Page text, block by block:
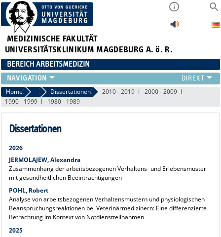
MEDIZINISCHE FAKULTÄT
UNIVERSITÄTSKLINIKUM MAGDEBURG A. ö. R.
BEREICH ARBEITSMEDIZIN
INSTITUT
TEAM
ARBEITSGRUPPEN
GERÄTEAUSSTATTUNG
FORSCHUNG
PUBLIKATIONEN
AKTUELLES
Home Publikationen
Dissertationen 2010 - 2019
2000 - 2009
1990 - 1999
1980 - 1989
Dissertationen
2026
JERMOLAJEW, Alexandra
Zusammenhang der arbeitsbezogenen Verhaltens- und Erlebensmuster
mit gesundheitlichen Beeinträchtigungen
POHL, Robert
Analyse von arbeitsbezogenen Verhaltensmustern und physiologischen
Beanspruchungsreaktionen bei Veterinärmedizinern: Eine differenzierte
Betrachtung im Kontext von Notdienstteilnahmen
2025